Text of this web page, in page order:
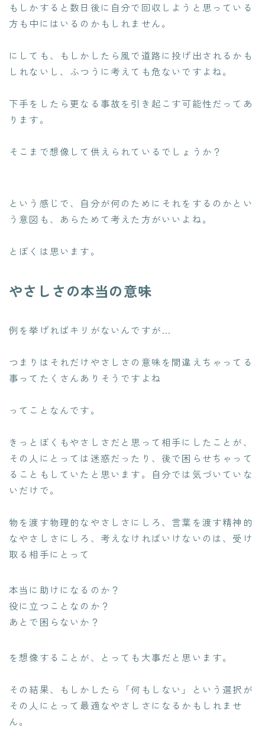
もしかすると数日後に自分で回収しようと思っている
方も中にはいるのかもしれません。
にしても、もしかしたら風で道路に投げ出されるかも
しれないし、ふつうに考えても危ないですよね。
下手をしたら更なる事故を引き起こす可能性だってあ
ります。
そこまで想像して供えられているでしょうか？
という感じで、自分が何のためにそれをするのかとい
う意図も、あらためて考えた方がいいよね。
とぼくは思います。
やさしさの本当の意味
例を挙げればキリがないんですが…
つまりはそれだけやさしさの意味を間違えちゃってる
事ってたくさんありそうですよね
ってことなんです。
きっとぼくもやさしさだと思って相手にしたことが、
その人にとっては迷惑だったり、後で困らせちゃって
ることもしていたと思います。自分では気づいていな
いだけで。
物を渡す物理的なやさしさにしろ、言葉を渡す精神的
なやさしさにしろ、考えなければいけないのは、受け
取る相手にとって
本当に助けになるのか？
役に立つことなのか？
あとで困らないか？
を想像することが、とっても大事だと思います。
その結果、もしかしたら「何もしない」という選択が
その人にとって最適なやさしさになるかもしれませ
ん。